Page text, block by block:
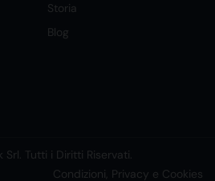
Storia
Blog
Tutti i Diritti Riservati.
Condizioni, Privacy e Cookies